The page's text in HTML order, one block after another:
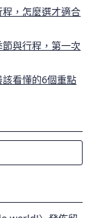
，怎麼選才適合
與行程，第一次
看懂的6個重點